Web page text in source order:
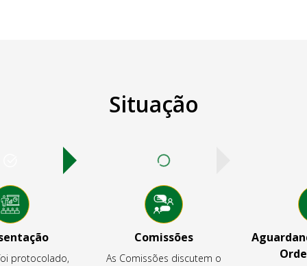
Situação
protocolado,
Comissões
As Comissões discutem o